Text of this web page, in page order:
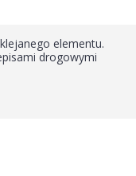
elementu.
drogowymi